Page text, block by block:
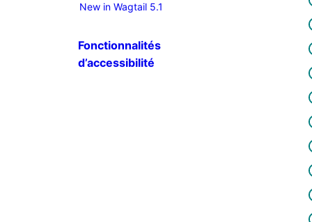
New in Wagtail 5.1
Fonctionnalités
d’accessibilité